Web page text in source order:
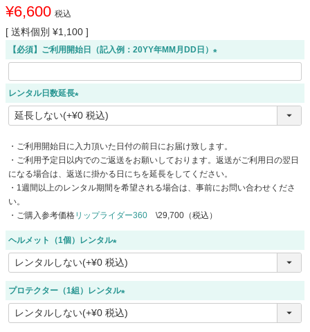
¥6,600 税込
送料個別 ¥1,100
【必須】ご利用開始日（記入例：20YY年MM月DD日）
必
)
レンタル日数延長
(
必
)
・ご利用開始日に入力頂いた日付の前日にお届け致します。
・ご利用予定日以内でのご返送をお願いしております。返送がご利用日の翌日
になる場合は、返送に掛かる日にちを延長をしてください。
・1週間以上のレンタル期間を希望される場合は、事前にお問い合わせくださ
い。
・ご購入参考価格リップライダー360 \29,700（税込）
ヘルメット（1個）レンタル
(
必
須
)
プロテクター（1組）レンタル
(
必